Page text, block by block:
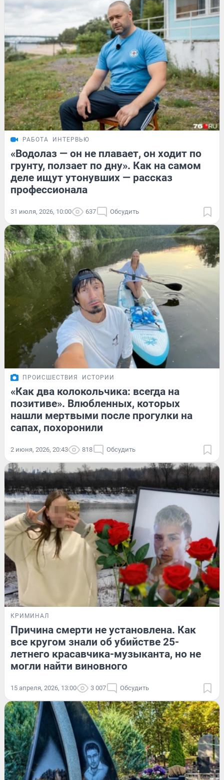
РАБОТА ИНТЕРВЬЮ
«Водолаз — он не плавает, он ходит по
грунту, ползает по дну». Как на самом
деле ищут утонувших — рассказ
профессионала
31 июля, 2026, 10:00 637 Обсудить
ПРОИСШЕСТВИЯ ИСТОРИИ
«Как два колокольчика: всегда на
позитиве». Влюбленных, которых
нашли мертвыми после прогулки на
сапах, похоронили
2 июня, 2026, 20:43 818 Обсудить
КРИМИНАЛ
Причина смерти не установлена. Как
все кругом знали об убийстве 25-
летнего красавчика-музыканта, но не
могли найти виновного
15 апреля, 2026, 13:00 3 007 Обсудить